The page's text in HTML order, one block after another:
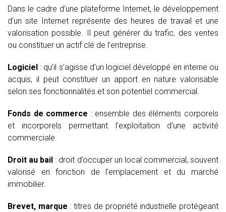
Dans le cadre d’une plateforme Internet, le développement
d’un site Internet représente des heures de travail et une
valorisation possible. Il peut générer du trafic, des ventes
ou constituer un actif clé de l’entreprise.
Logiciel : qu’il s’agisse d’un logiciel développé en interne ou
acquis, il peut constituer un apport en nature valorisable
selon ses fonctionnalités et son potentiel commercial.
Fonds de commerce : ensemble des éléments corporels
et incorporels permettant l’exploitation d’une activité
commerciale.
Droit au bail : droit d’occuper un local commercial, souvent
valorisé en fonction de l’emplacement et du marché
immobilier.
Brevet, marque : titres de propriété industrielle protégeant